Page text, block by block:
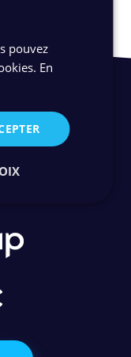
pouvez
En